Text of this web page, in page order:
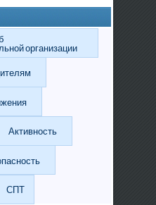
организации
Активность
СПТ